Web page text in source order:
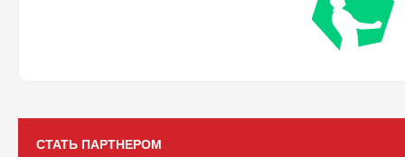
СТАТЬ ПАРТНЕРОМ